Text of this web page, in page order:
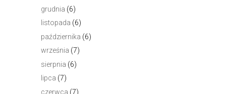
grudnia (6)
listopada (6)
października (6)
września (7)
sierpnia (6)
lipca (7)
czerwca (7)